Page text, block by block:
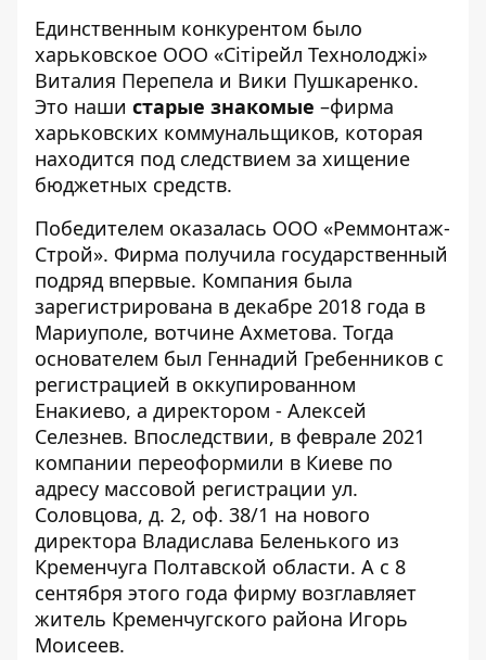
Единственным конкурентом было
харьковское ООО «Сітірейл Технолоджі»
Виталия Перепела и Вики Пушкаренко.
Это наши старые знакомые –фирма
харьковских коммунальщиков, которая
находится под следствием за хищение
бюджетных средств.
Победителем оказалась ООО «Реммонтаж-
Строй». Фирма получила государственный
подряд впервые. Компания была
зарегистрирована в декабре 2018 года в
Мариуполе, вотчине Ахметова. Тогда
основателем был Геннадий Гребенников с
регистрацией в оккупированном
Енакиево, а директором - Алексей
Селезнев. Впоследствии, в феврале 2021
компании переоформили в Киеве по
адресу массовой регистрации ул.
Соловцова, д. 2, оф. 38/1 на нового
директора Владислава Беленького из
Кременчуга Полтавской области. А с 8
сентября этого года фирму возглавляет
житель Кременчугского района Игорь
Моисеев.